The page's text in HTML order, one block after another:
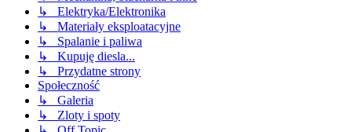
↳ Elektryka/Elektronika
↳ Materiały eksploatacyjne
↳ Spalanie i paliwa
↳ Kupuję diesla...
↳ Przydatne strony
Społeczność
↳ Galeria
↳ Zloty i spoty